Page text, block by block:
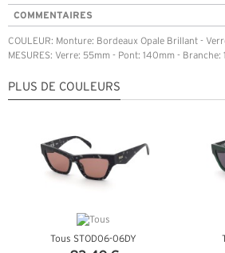
COMMENTAIRES
COULEUR: Monture: Bordeaux Opale Brillant -
MESURES: Verre: 55mm - Pont: 140mm - Branche:
PLUS DE COULEURS
Tous STOD06-06DY